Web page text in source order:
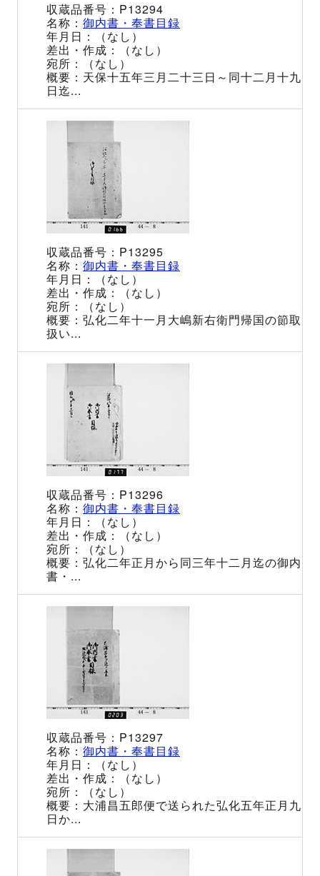
P13294
御内書・奉書目録
（なし）
（なし）
（なし）
天保十五年三月二十三日～同十二月十九
日迄...
P13295
御内書・奉書目録
（なし）
（なし）
（なし）
弘化二年十一月大嶋新右衛門帰国の節取
扱い...
P13296
御内書・奉書目録
（なし）
（なし）
（なし）
弘化二年正月から同三年十二月迄の御内
書・...
P13297
御内書・奉書目録
（なし）
（なし）
（なし）
大浦昌五郎便で送られた弘化五年正月九
日か...